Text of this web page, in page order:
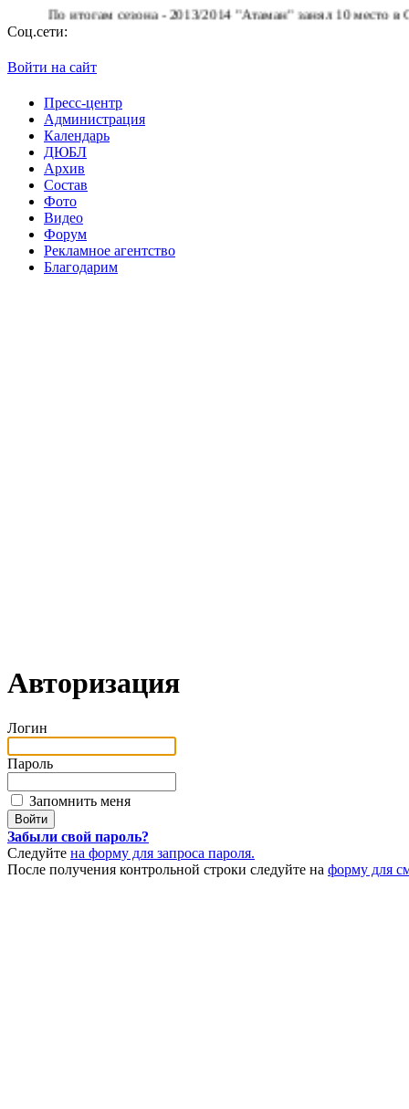
По итогам сезона - 2013/2014 "Атаман" занял 10 место в
Соц.сети:
Войти на сайт
Пресс-центр
Администрация
Календарь
ДЮБЛ
Архив
Состав
Фото
Видео
Форум
Рекламное агентство
Благодарим
Авторизация
Логин
Пароль
Запомнить меня
Забыли свой пароль?
Следуйте на форму для запроса пароля.
После получения контрольной строки следуйте на форму для